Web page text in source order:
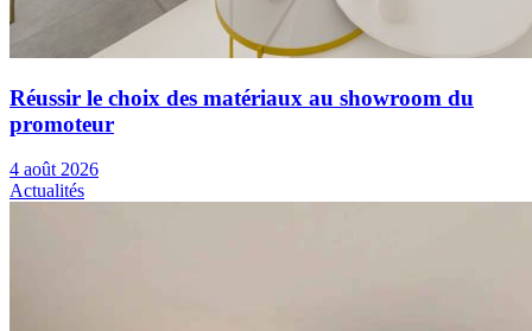
Réussir le choix des matériaux au showroom du
promoteur
4 août 2026
Actualités